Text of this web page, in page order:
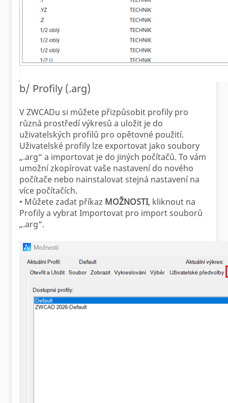
b/ Profily (.arg)
V ZWCADu si můžete přizpůsobit profily pro
různá prostředí výkresů a uložit je do
uživatelských profilů pro opětovné použití.
Uživatelské profily lze exportovat jako soubory
„.arg“ a importovat je do jiných počítačů. To vám
umožní zkopírovat vaše nastavení do nového
počítače nebo nainstalovat stejná nastavení na
více počítačích.
• Můžete zadat příkaz MOŽNOSTI, kliknout na
Profily a vybrat Importovat pro import souborů
„.arg“.